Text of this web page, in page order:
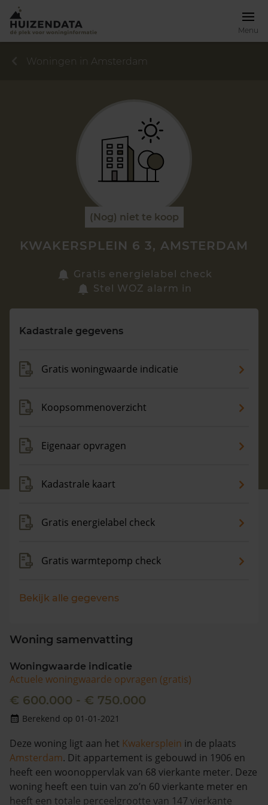
Menu
Zoek een woning
Maandag t/m vrijdag - 08:00 -18:00
Woningen in Amsterdam
(Nog) niet te koop
KWAKERSPLEIN 6 3, AMSTERDAM
Gratis energielabel check
Stel WOZ alarm in
Kadastrale gegevens
Gratis woningwaarde indicatie
Koopsommenoverzicht
Eigenaar opvragen
Kadastrale kaart
Gratis energielabel check
Gratis warmtepomp check
Bekijk alle gegevens
Woning samenvatting
Woningwaarde indicatie
Actuele woningwaarde opvragen (gratis)
€ 600.000 - € 750.000
Berekend op 01-01-2021
Deze woning ligt aan het Kwakersplein in de plaats
Amsterdam. Dit appartement is gebouwd in 1906 en
heeft een woonoppervlak van 68 vierkante meter. Deze
woning heeft een tuin van zo’n 60 vierkante meter en
heeft een totale perceelgrootte van 147 vierkante